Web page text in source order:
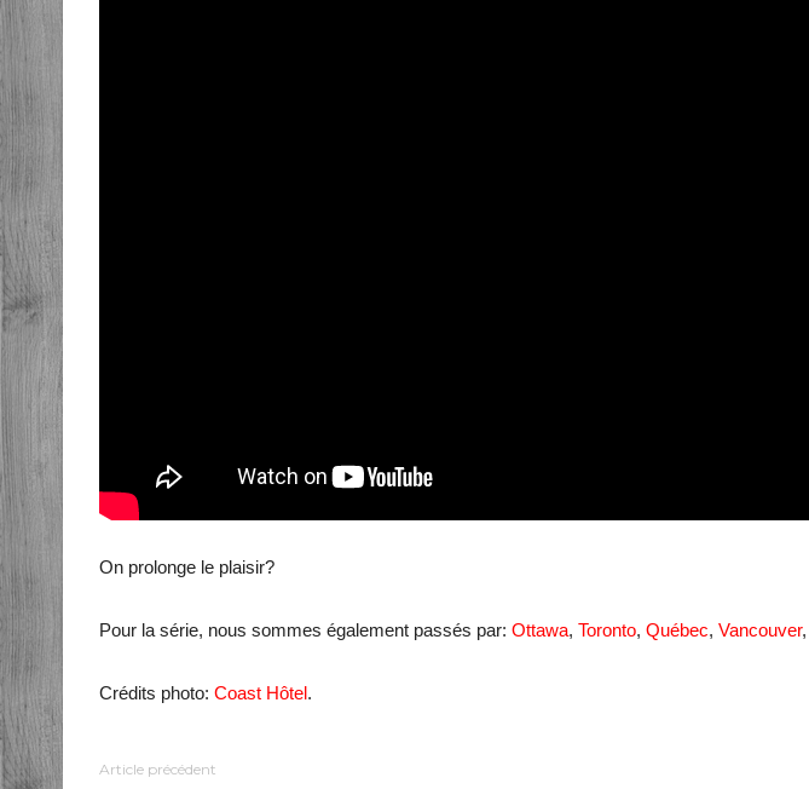
On prolonge le plaisir?
Pour la série, nous sommes également passés par: Ottawa, Toronto, Québec, Vancouver,
Crédits photo: Coast Hôtel.
Article précédent